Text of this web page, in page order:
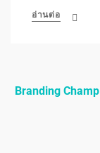
อ่านต่อ
Branding Champ